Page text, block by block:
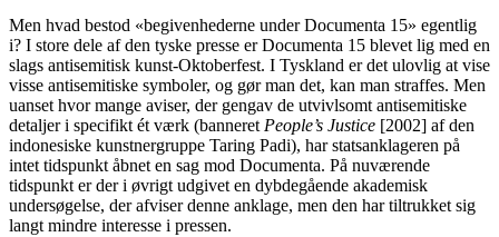
Men hvad bestod «begivenhederne under Documenta 15» egentlig
i? I store dele af den tyske presse er Documenta 15 blevet lig med en
slags antisemitisk kunst-Oktoberfest. I Tyskland er det ulovlig at vise
visse antisemitiske symboler, og gør man det, kan man straffes. Men
uanset hvor mange aviser, der gengav de utvivlsomt antisemitiske
detaljer i specifikt ét værk (banneret People’s Justice [2002] af den
indonesiske kunstnergruppe Taring Padi), har statsanklageren på
intet tidspunkt åbnet en sag mod Documenta. På nuværende
tidspunkt er der i øvrigt udgivet en dybdegående akademisk
undersøgelse, der afviser denne anklage, men den har tiltrukket sig
langt mindre interesse i pressen.